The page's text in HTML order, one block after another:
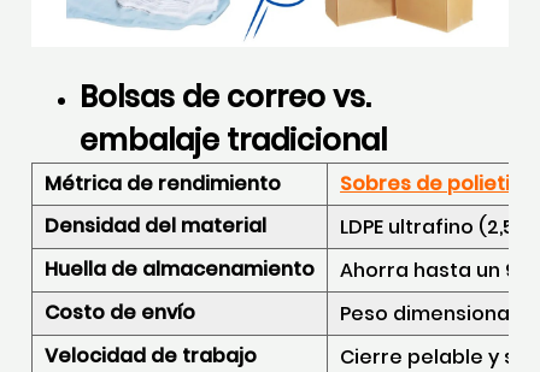
Bolsas de correo vs.
embalaje tradicional
Métrica de rendimiento
Sobres de
Densidad del material
LDPE ultrafino
Huella de almacenamiento
Ahorra hasta un
Costo de envío
Peso dimensional
Velocidad de trabajo
Cierre pelable y